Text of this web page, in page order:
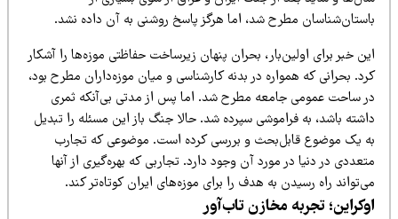
مطرح شد، اما هرگز پاسخ روشنی به آن داده نشد.
خبر برای اولین‌بار، بحران پنهان زیرساخت حفاظتی موزه‌ها را آشکار
بحرانی که همواره در بدنه کارشناسی و میان موزه‌داران مطرح بود،
ساحت عمومی جامعه مطرح شد. اما پس از مدتی بی‌آنکه ثمری
باشد، به فراموشی سپرده شد. حالا جنگ باز این مسئله را تبدیل
یک موضوع قابل‌بحث و بررسی کرده است. موضوعی که تجارب
در دنیا در مورد آن وجود دارد. تجاربی که بهره‌گیری از آنها
راه رسیدن به هدف را برای موزه‌های ایران کوتاه‌تر کند.
تجربه مخازن تاب‌آور